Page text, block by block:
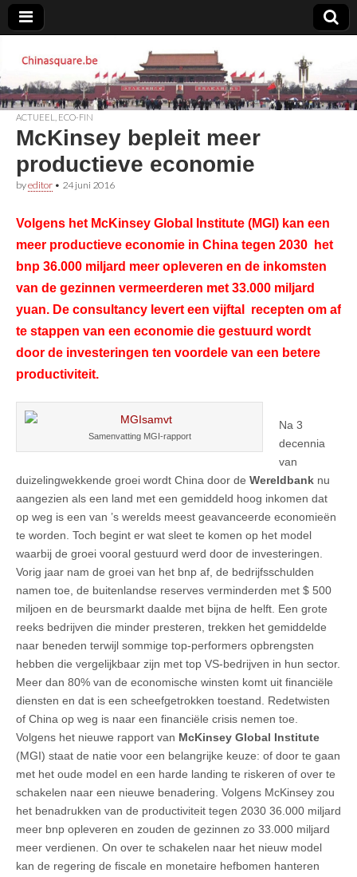
Chinasquare.be
ACTUEEL ECO-FIN
McKinsey bepleit meer
productieve economie
byeditor • 24 juni 2016
Volgens het McKinsey Global Institute (MGI) kan een
meer productieve economie in China tegen 2030 het
bnp 36.000 miljard meer opleveren en de inkomsten
van de gezinnen vermeerderen met 33.000 miljard
yuan. De consultancy levert een vijftal recepten om af
te stappen van een economie die gestuurd wordt
door de investeringen ten voordele van een betere
productiviteit.
Samenvatting MGI-rapport
Na 3
decennia
van
duizelingwekkende groei wordt China door de Wereldbank nu
aangezien als een land met een gemiddeld hoog inkomen dat
op weg is een van ’s werelds meest geavanceerde economieën
te worden. Toch begint er wat sleet te komen op het model
waarbij de groei vooral gestuurd werd door de investeringen.
Vorig jaar nam de groei van het bnp af, de bedrijfsschulden
namen toe, de buitenlandse reserves verminderden met $ 500
miljoen en de beursmarkt daalde met bijna de helft. Een grote
reeks bedrijven die minder presteren, trekken het gemiddelde
naar beneden terwijl sommige top-performers opbrengsten
hebben die vergelijkbaar zijn met top VS-bedrijven in hun sector.
Meer dan 80% van de economische winsten komt uit financiële
diensten en dat is een scheefgetrokken toestand. Redetwisten
of China op weg is naar een financiële crisis nemen toe.
Volgens het nieuwe rapport van McKinsey Global Institute
(MGI) staat de natie voor een belangrijke keuze: of door te gaan
met het oude model en een harde landing te riskeren of over te
schakelen naar een nieuwe benadering. Volgens McKinsey zou
het benadrukken van de productiviteit tegen 2030 36.000 miljard
meer bnp opleveren en zouden de gezinnen zo 33.000 miljard
meer verdienen. On over te schakelen naar het nieuw model
kan de regering de fiscale en monetaire hefbomen hanteren